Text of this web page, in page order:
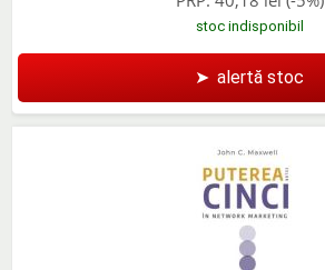
stoc indisponibil
➤ alertă stoc